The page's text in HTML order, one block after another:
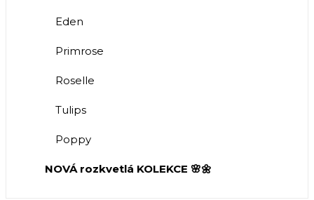
Eden
Primrose
Roselle
Tulips
Poppy
NOVÁ rozkvetlá KOLEKCE 🌸🌼